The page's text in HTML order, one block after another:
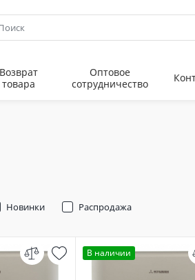
Возврат
товара
Оптовое
сотрудничество
Новинки Распродажа
В наличии